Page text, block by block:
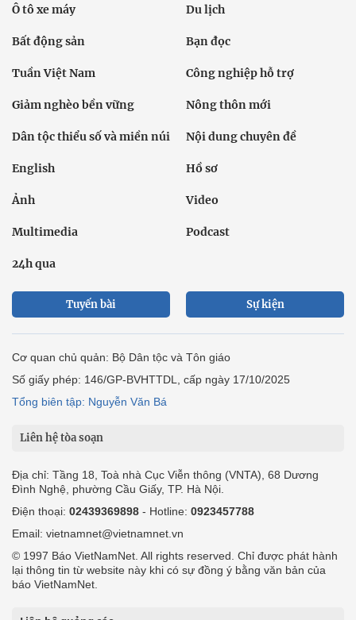
Ô tô xe máy Du lịch
Bất động sản Bạn đọc
Tuần Việt Nam Công nghiệp hỗ trợ
Giảm nghèo bền vững Nông thôn mới
Dân tộc thiểu số và miền núi Nội dung chuyên đề
English Hồ sơ
Ảnh Video
Multimedia Podcast
24h qua
Tuyến bài Sự kiện
Cơ quan chủ quản: Bộ Dân tộc và Tôn giáo
Số giấy phép: 146/GP-BVHTTDL, cấp ngày 17/10/2025
Tổng biên tập: Nguyễn Văn Bá
Liên hệ tòa soạn
Địa chỉ: Tầng 18, Toà nhà Cục Viễn thông (VNTA), 68 Dương
Đình Nghệ, phường Cầu Giấy, TP. Hà Nội.
Điện thoại: 02439369898 - Hotline: 0923457788
Email: vietnamnet@vietnamnet.vn
© 1997 Báo VietNamNet. All rights reserved. Chỉ được phát hành
lại thông tin từ website này khi có sự đồng ý bằng văn bản của
báo VietNamNet.